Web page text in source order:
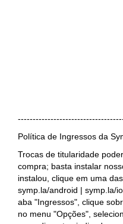
Política de Ingressos da
Trocas de titularidade
compra; basta instalar
instalou, clique em uma
symp.la/android | symp.la/
aba "Ingressos", clique
no menu "Opções",